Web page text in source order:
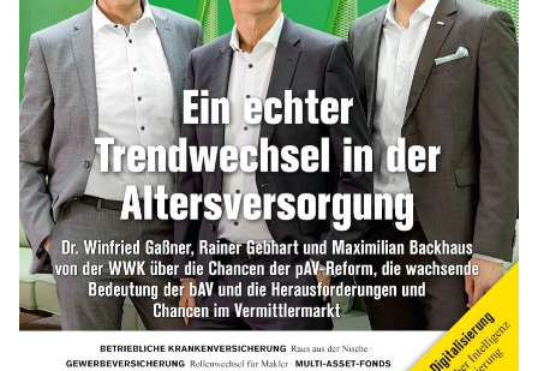
WEITERE ARTIKEL
zurückweiter
Bitcoin im Wartemodus: Fed und CLARITY
Act geben die Richtung vor
mehr